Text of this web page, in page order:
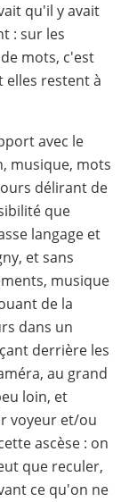
qu'il y avait
: sur les
mots, c'est
elles restent à
avec le
musique, mots
délirant de
que
langage et
et sans
musique
de la
dans un
derrière les
au grand
loin, et
voyeur et/ou
ascèse : on
que reculer,
ce qu'on ne